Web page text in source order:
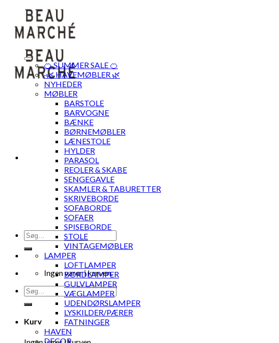
content
Søg
efter:
Ingen varer i kurven.
Søg
efter:
Kurv
🍊 SUMMER SALE 🍊
·🌿 HAVEMØBLER 🌿
NYHEDER
MØBLER
BARSTOLE
BARVOGNE
BÆNKE
BØRNEMØBLER
LÆNESTOLE
HYLDER
PARASOL
REOLER & SKABE
SENGEGAVLE
SKAMLER & TABURETTER
SKRIVEBORDE
SOFABORDE
SOFAER
SPISEBORDE
STOLE
VINTAGEMØBLER
LAMPER
LOFTLAMPER
BORDLAMPER
GULVLAMPER
VÆGLAMPER
UDENDØRSLAMPER
LYSKILDER/PÆRER
FATNINGER
HAVEN
DECOR